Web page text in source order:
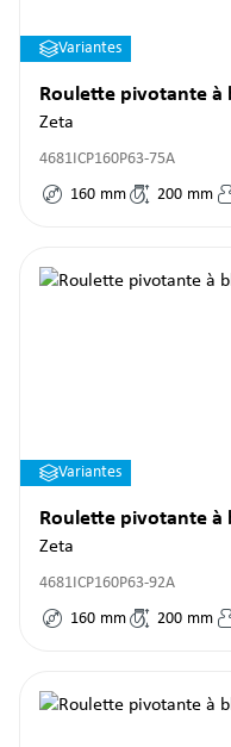
Variantes
Roulette pivotante à
Zeta
4681ICP160P63-75A
160 mm 200 mm
Variantes
Roulette pivotante à
Zeta
4681ICP160P63-92A
160 mm 200 mm